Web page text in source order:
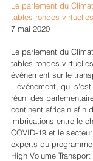
Le parlement du
tables rondes virtuelles
7 mai 2020
Le parlement du
tables rondes
événement sur le
L'événement, qui
réuni des
continent africain afin
imbrications entre le
COVID-19 et le
experts du
High Volume